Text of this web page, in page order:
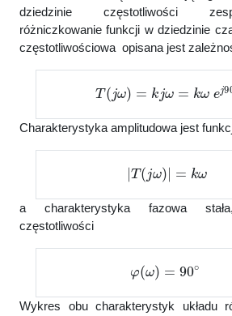
dziedzinie częstotliwości
różniczkowanie funkcji w dziedzinie
częstotliwościowa opisana jest
T(j ω )= ω = e ∘
Charakterystyka amplitudowa jest
|T(j ω )| = ω
a charakterystyka fazowa
częstotliwości
( ω) 90∘
Wykres obu charakterystyk układu